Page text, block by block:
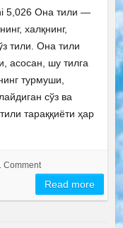
5,026 Она тили —
халқнинг,
тили. Она тили
асосан, шу тилга
турмуши,
сўз ва
тараққиёти ҳар
Comment
Read more